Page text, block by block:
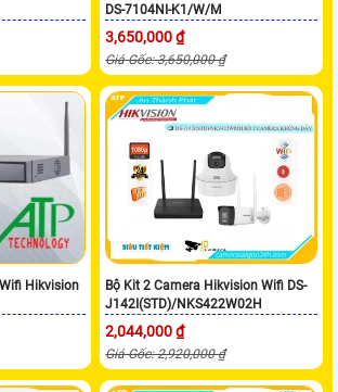
DS-7104NI-K1/W/M
3,650,000 ₫
Giá Gốc: 3,650,000 ₫
Hikvision
Bộ Kit 2 Camera Hikvision Wifi DS-
J142I(STD)/NKS422W02H
2,044,000 ₫
Giá Gốc: 2,920,000 ₫